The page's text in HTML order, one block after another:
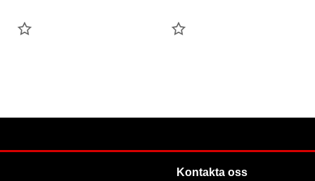
Kontakta oss